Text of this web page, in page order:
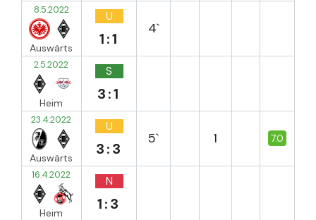
8.5.2022
Auswärts
U
1:1
4`
2.5.2022
Heim
S
3:1
23.4.2022
Auswärts
U
3:3
5` 1 7.0
16.4.2022
Heim
N
1:3